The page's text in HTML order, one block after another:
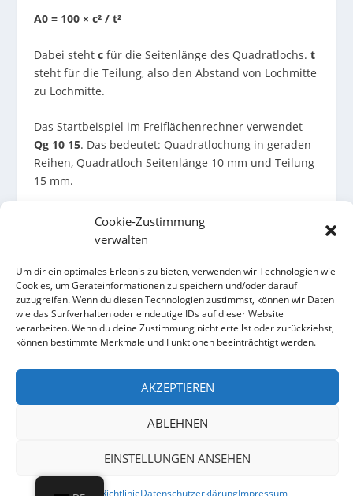
Cookie-Zustimmung
verwalten
Um dir ein optimales Erlebnis zu bieten, verwenden wir Technologien wie
Cookies, um Geräteinformationen zu speichern und/oder darauf
zuzugreifen. Wenn du diesen Technologien zustimmst, können wir Daten
wie das Surfverhalten oder eindeutige IDs auf dieser Website
verarbeiten. Wenn du deine Zustimmung nicht erteilst oder zurückziehst,
können bestimmte Merkmale und Funktionen beeinträchtigt werden.
AKZEPTIEREN
ABLEHNEN
EINSTELLUNGEN ANSEHEN
A0= 100 × c² / t²
Dabei steht cfür die Seitenlänge des Quadratlochs. t
steht für die Teilung, also den Abstand von Lochmitte
zu Lochmitte.
Das Startbeispiel im Freiflächenrechner verwendet
Qg 10 15. Das bedeutet: Quadratlochung in geraden
Reihen, Quadratloch Seitenlänge 10 mm und Teilung
15 mm.
Berechnung:
= 100 × 10² / 15²
A0= 44,44 Prozent
Das Ergebnis bedeutet: Innerhalb des Lochfeldes
sind rechnerisch 44,44 Prozent offen. Der restliche
Anteil besteht aus Metall.
reine Lochfeld. Ungelochte Ränder, Rahmen,
oder die Einbausituation können die tatsächlich
wirksame freie Fläche des fertigen Bauteils zusätzlich